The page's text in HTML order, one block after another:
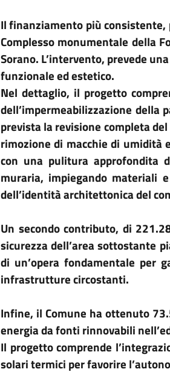
Il finanziamento più
Complesso monumentale della
Sorano. L’intervento, prevede
funzionale ed estetico.
Nel dettaglio, il progetto
dell’impermeabilizzazione della
prevista la revisione completa
rimozione di macchie di umidità
con una pulitura approfondita
muraria, impiegando materiali
dell’identità architettonica del
Un secondo contributo, di
sicurezza dell’area sottostante
di un’opera fondamentale per
infrastrutture circostanti.
Infine, il Comune ha ottenuto
energia da fonti rinnovabili
Il progetto comprende
solari termici per favorire